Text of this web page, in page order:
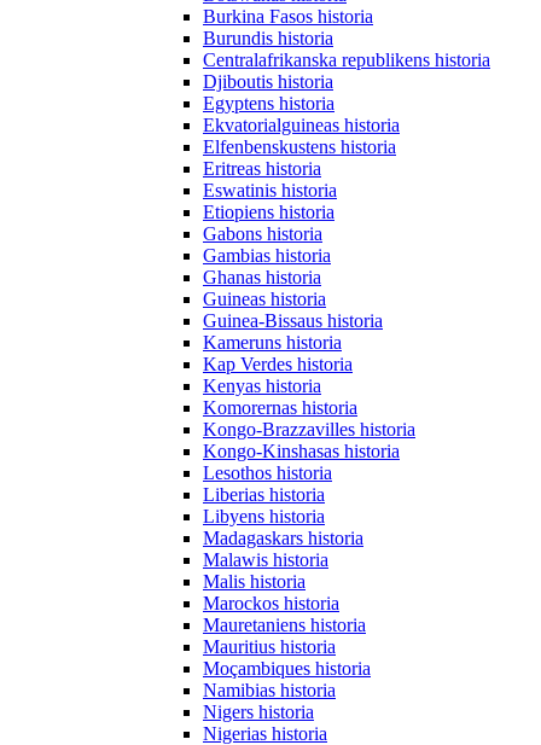
Burkina Fasos historia
Burundis historia
Centralafrikanska republikens historia
Djiboutis historia
Egyptens historia
Ekvatorialguineas historia
Elfenbenskustens historia
Eritreas historia
Eswatinis historia
Etiopiens historia
Gabons historia
Gambias historia
Ghanas historia
Guineas historia
Guinea-Bissaus historia
Kameruns historia
Kap Verdes historia
Kenyas historia
Komorernas historia
Kongo-Brazzavilles historia
Kongo-Kinshasas historia
Lesothos historia
Liberias historia
Libyens historia
Madagaskars historia
Malawis historia
Malis historia
Marockos historia
Mauretaniens historia
Mauritius historia
Moçambiques historia
Namibias historia
Nigers historia
Nigerias historia